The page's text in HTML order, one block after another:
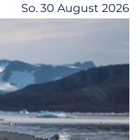
So. 30 August 2026